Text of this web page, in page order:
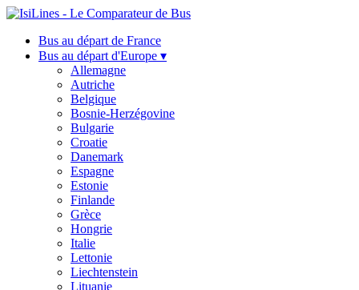
Bus au départ de France
Bus au départ d'Europe ▾
Allemagne
Autriche
Belgique
Bosnie-Herzégovine
Bulgarie
Croatie
Danemark
Espagne
Estonie
Finlande
Grèce
Hongrie
Italie
Lettonie
Liechtenstein
Lituanie